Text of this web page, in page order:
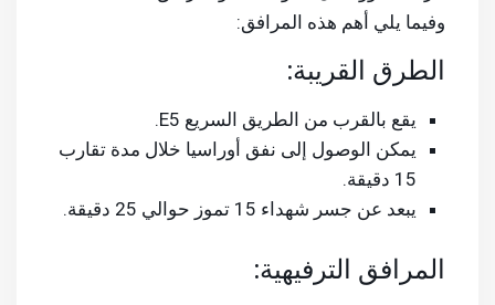
وفيما يلي أهم هذه المرافق:
الطرق القريبة:
يقع بالقرب من الطريق السريع E5.
يمكن الوصول إلى نفق أوراسيا خلال مدة تقارب
15 دقيقة.
يبعد عن جسر شهداء 15 تموز حوالي 25 دقيقة.
المرافق الترفيهية: